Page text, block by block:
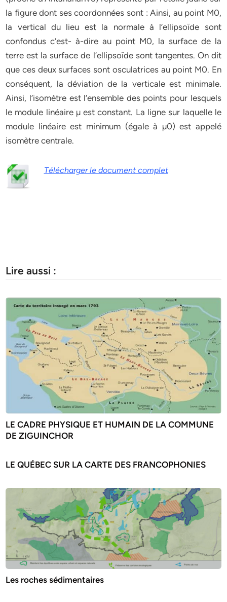
la figure dont ses coordonnées sont : Ainsi, au point M0,
la vertical du lieu est la normale à l’ellipsoïde sont
confondus c’est- à-dire au point M0, la surface de la
terre est la surface de l’ellipsoïde sont tangentes. On dit
que ces deux surfaces sont osculatrices au point M0. En
conséquent, la déviation de la verticale est minimale.
Ainsi, l’isomètre est l’ensemble des points pour lesquels
le module linéaire µ est constant. La ligne sur laquelle le
module linéaire est minimum (égale à µ0) est appelé
isomètre centrale.
Télécharger le document complet
Lire aussi :
LE CADRE PHYSIQUE ET HUMAIN DE LA COMMUNE
DE ZIGUINCHOR
LE QUÉBEC SUR LA CARTE DES FRANCOPHONIES
Les roches sédimentaires